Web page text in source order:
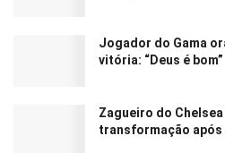
Jogador do Gama
vitória: “Deus é bom”
Zagueiro do
transformação após